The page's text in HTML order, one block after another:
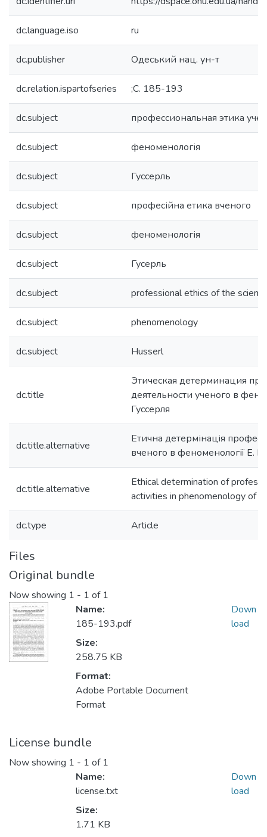
dc.language.iso ru
dc.publisher Одеський нац. ун-т
dc.relation.ispartofseries ;С. 185-193
dc.subject профессиональная этика
dc.subject феноменологія
dc.subject Гуссерль
dc.subject професійна етика вченого
dc.subject феноменологія
dc.subject Гусерль
dc.subject professional ethics of the
dc.subject phenomenology
dc.subject Husserl
dc.title
Этическая детерминация
деятельности ученого в
Гуссерля
dc.title.alternative
Етична детермінація
вченого в феноменології Е.
dc.title.alternative
Ethical determination of
activities in phenomenology of
dc.type Article
Files
Original bundle
Now showing 1 - 1 of 1
Name:
185-193.pdf
Size:
258.75 KB
Format:
Adobe Portable Document
Format
Down
load
License bundle
Now showing 1 - 1 of 1
Name:
license.txt
Size:
1.71 KB
Down
load